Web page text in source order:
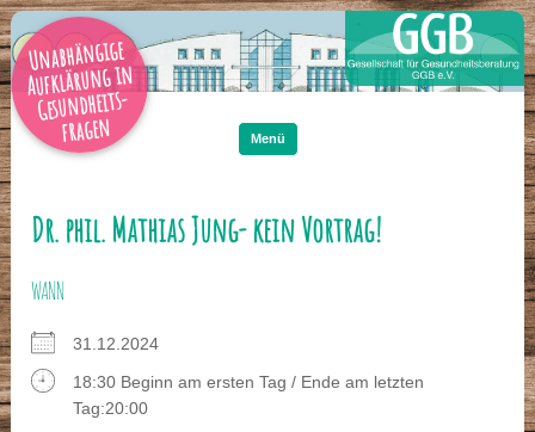
Unabhängige
Aufklärung in
Gesundheits-
fragen Menü
Dr. phil. Mathias Jung- kein Vortrag!
WANN
31.12.2024
18:30 Beginn am ersten Tag / Ende am letzten
Tag:20:00